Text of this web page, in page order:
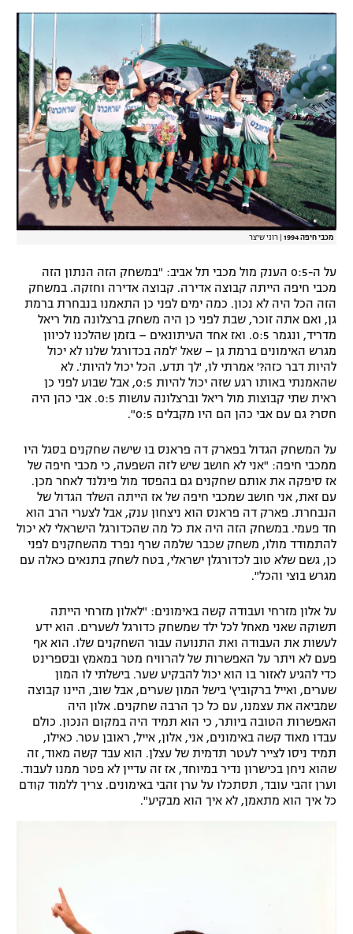
מכבי חיפה 1994 רוני שיצר
על ה-0:5 הענק מול מכבי תל אביב: "במשחק הזה הנתון הזה
מכבי חיפה הייתה קבוצה אדירה. קבוצה אדירה וחזקה. במשחק
הזה הכל היה לא נכון. כמה ימים לפני כן התאמנו בנבחרת ברמת
גן, ואם אתה זוכר, שבת לפני כן היה משחק ברצלונה מול ריאל
מדריד, ונגמר 0:5. ואז אחד העיתונאים – בזמן שהלכנו לכיוון
מגרש האימונים ברמת גן – שאל 'למה בכדורגל שלנו לא יכול
להיות דבר כזה?' אמרתי לו, 'לך תדע. הכל יכול להיות'. לא
שהאמנתי באותו רגע שזה יכול להיות 0:5, אבל שבוע לפני כן
ראית שתי קבוצות מול ריאל וברצלונה עושות 0:5. אבי כהן היה
חסר? גם עם אבי כהן הם היו מקבלים 0:5".
על המשחק הגדול בפארק דה פראנס בו שישה שחקנים בסגל היו
ממכבי חיפה: "אני לא חושב שיש לזה השפעה, כי מכבי חיפה של
אז סיפקה את אותם שחקנים גם בהפסד מול פינלנד לאחר מכן.
עם זאת, אני חושב שמכבי חיפה של אז הייתה השלד הגדול של
הנבחרת. פארק דה פראנס הוא ניצחון ענק, אבל לצערי הרב הוא
חד פעמי. במשחק הזה היה את כל מה שהכדורגל הישראלי לא יכול
להתמודד מולו, משחק שכבר שלמה שרף נפרד מהשחקנים לפני
כן, גשם שלא טוב לכדורגלן ישראלי, בטח לשחק בתנאים כאלה עם
מגרש בוצי והכל".
על אלון מזרחי ועבודה קשה באימונים: "לאלון מזרחי הייתה
תשוקה שאני מאחל לכל ילד שמשחק כדורגל לשערים. הוא ידע
לעשות את העבודה ואת התנועה עבור השחקנים שלו. הוא אף
פעם לא ויתר על האפשרות של להרוויח מטר במאמץ ובספרינט
כדי להגיע לאזור בו הוא יכול להבקיע שער. בישלתי לו המון
שערים, ואייל ברקוביץ' בישל המון שערים, אבל שוב, היינו קבוצה
שמביאה את עצמנו, עם כל כך הרבה שחקנים. אלון היה
האפשרות הטובה ביותר, כי הוא תמיד היה במקום הנכון. כולם
עבדו מאוד קשה באימונים, אני, אלון, אייל, ראובן עטר. כאילו,
תמיד ניסו לצייר לעטר תדמית של עצלן. הוא עבד קשה מאוד, זה
שהוא ניחן בכישרון נדיר במיוחד, אז זה עדיין לא פטר ממנו לעבוד.
וערן זהבי עובד, תסתכלו על ערן זהבי באימונים. צריך ללמוד קודם
כל איך הוא מתאמן, לא איך הוא מבקיע".